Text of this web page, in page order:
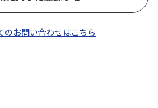
のお問い合わせはこちら